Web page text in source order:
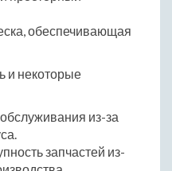
обеспечивающая
и некоторые
из-за
запчастей из-